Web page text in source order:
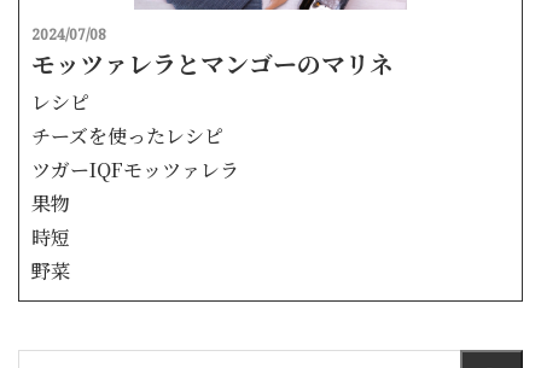
2024/07/08
モッツァレラとマンゴーのマリネ
レシピ
チーズを使ったレシピ
ツガーIQFモッツァレラ
果物
時短
野菜